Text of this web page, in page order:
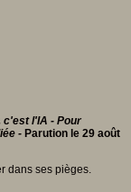
c'est l'IA - Pour
- Parution le 29 août
dans ses pièges.